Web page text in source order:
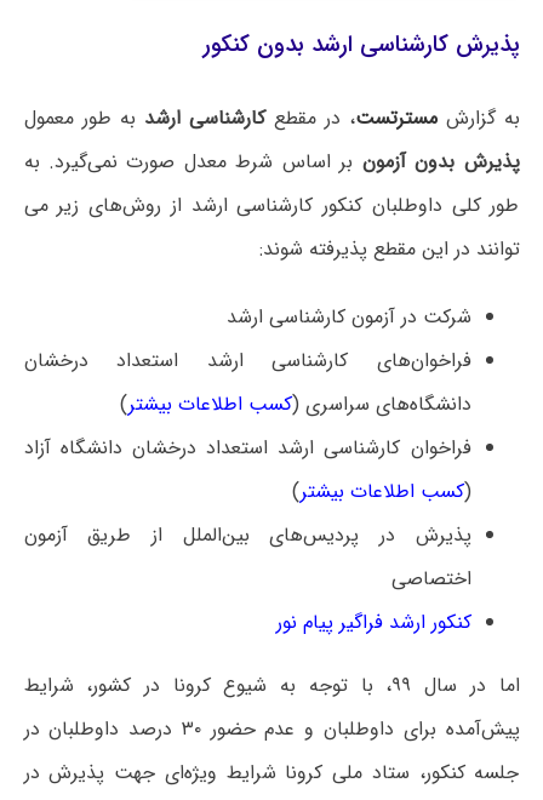
پذیرش کارشناسی ارشد بدون کنکور
به گزارشمسترتست، در مقطع کارشناسی ارشد به طور معمول
پذیرش بدون آزمون بر اساس شرط معدل صورت نمی‌گیرد. به
طور کلی داوطلبان کنکور کارشناسی ارشد از روش‌های زیر می
توانند در این مقطع پذیرفته شوند:
شرکت در آزمون کارشناسی ارشد
فراخوان‌های کارشناسی ارشد استعداد درخشان
دانشگاه‌های سراسری (کسب اطلاعات بیشتر)
فراخوان کارشناسی ارشد استعداد درخشان دانشگاه آزاد
(کسب اطلاعات بیشتر)
پذیرش در پردیس‌های بین‌الملل از طریق آزمون
اختصاصی
کنکور ارشد فراگیر پیام نور
اما در سال ۹۹، با توجه به شیوع کرونا در کشور، شرایط
پیش‌آمده برای داوطلبان و عدم حضور ۳۰ درصد داوطلبان در
جلسه کنکور، ستاد ملی کرونا شرایط ویژه‌ای جهت پذیرش در